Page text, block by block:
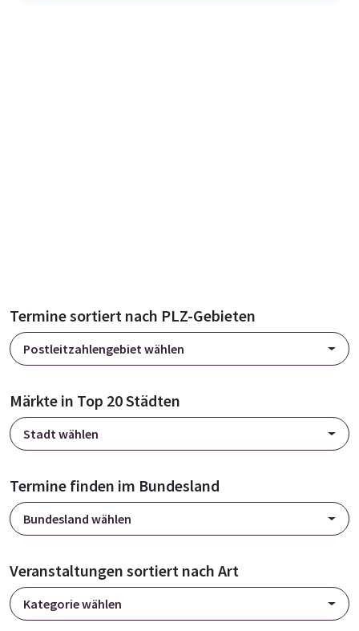
Termine sortiert nach PLZ-Gebieten
Postleitzahlengebiet wählen
Märkte in Top 20 Städten
Stadt wählen
Termine finden im Bundesland
Bundesland wählen
Veranstaltungen sortiert nach Art
Kategorie wählen